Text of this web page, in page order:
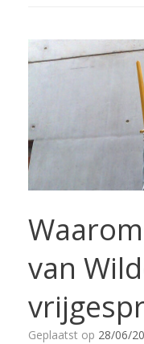
van
Geplaatst op 28/06/